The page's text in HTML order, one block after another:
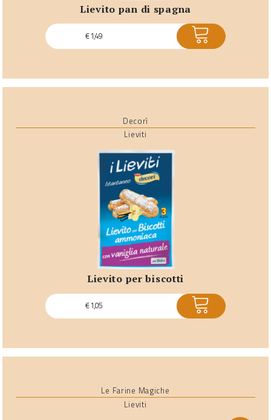
lievito pan di spagna
€1,49 ACQUISTA
Decorì
Lieviti
lievito per biscotti
€1,05 ACQUISTA
Le Farine Magiche
Lieviti